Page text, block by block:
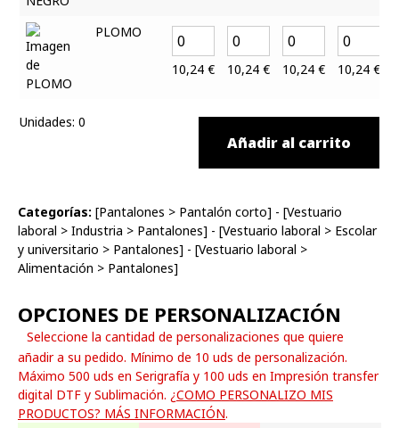
PLOMO
10,24 € 10,24 € 10,24 € 10,24 €
Unidades: 0
Añadir al carrito
Categorías: [Pantalones > Pantalón corto] - [Vestuario
laboral > Industria > Pantalones] - [Vestuario laboral > Escolar
y universitario > Pantalones] - [Vestuario laboral >
Alimentación > Pantalones]
OPCIONES DE PERSONALIZACIÓN
Seleccione la cantidad de personalizaciones que quiere
añadir a su pedido. Mínimo de 10 uds de personalización.
Máximo 500 uds en Serigrafía y 100 uds en Impresión transfer
digital DTF y Sublimación. ¿COMO PERSONALIZO MIS
PRODUCTOS? MÁS INFORMACIÓN.